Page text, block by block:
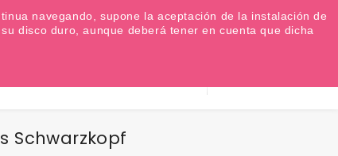
EUR €
Iniciar sesión
Favoritos (0 )
Schwarzkopf
navegando, supone la aceptación de la instalación de
disco duro, aunque deberá tener en cuenta que dicha